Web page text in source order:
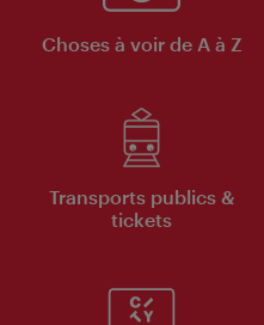
Choses à voir de A à Z
Transports publics &
tickets